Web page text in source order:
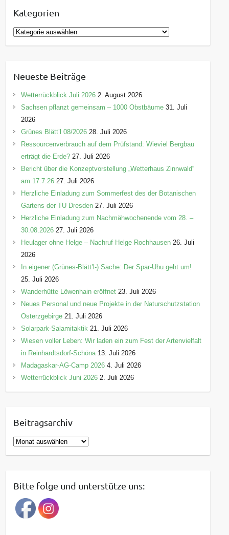
Kategorien
K
a
g
o
r
e
n
Neueste Beiträge
Wetterrückblick Juli 2026 2. August 2026
Sachsen pflanzt gemeinsam – 1000 Obstbäume 31. Juli
2026
Grünes Blätt’l 08/2026 28. Juli 2026
Ressourcenverbrauch auf dem Prüfstand: Wieviel Bergbau
erträgt die Erde? 27. Juli 2026
Bericht über die Konzeptvorstellung „Wetterhaus Zinnwald“
am 17.7.26 27. Juli 2026
Herzliche Einladung zum Sommerfest des der Botanischen
Gartens der TU Dresden 27. Juli 2026
Herzliche Einladung zum Nachmähwochenende vom 28. –
30.08.2026 27. Juli 2026
Heulager ohne Helge – Nachruf Helge Rochhausen 26. Juli
2026
In eigener (Grünes-Blätt’l-) Sache: Der Spar-Uhu geht um!
25. Juli 2026
Wanderhütte Löwenhain eröffnet 23. Juli 2026
Neues Personal und neue Projekte in der Naturschutzstation
Osterzgebirge 21. Juli 2026
Solarpark-Salamitaktik 21. Juli 2026
Wiesen voller Leben: Wir laden ein zum Fest der Artenvielfalt
in Reinhardtsdorf-Schöna 13. Juli 2026
Madagaskar-AG-Camp 2026 4. Juli 2026
Wetterrückblick Juni 2026 2. Juli 2026
Beitragsarchiv
B
e
r
a
g
Bitte folge und unterstütze uns: